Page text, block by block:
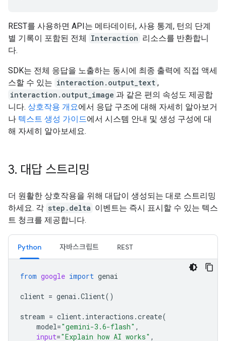
REST를 사용하면 API는 메타데이터, 사용 통계, 턴의 단계
별 기록이 포함된 전체 Interaction 리소스를 반환합니
다.
SDK는 전체 응답을 노출하는 동시에 최종 출력에 직접 액세
스할 수 있는 interaction.output_text ,
interaction.output_image 과 같은 편의 속성도 제공합
니다. 상호작용 개요에서 응답 구조에 대해 자세히 알아보거
나 텍스트 생성 가이드에서 시스템 안내 및 생성 구성에 대
해 자세히 알아보세요.
3. 대답 스트리밍
더 원활한 상호작용을 위해 대답이 생성되는 대로 스트리밍
하세요. 각 step.delta 이벤트는 즉시 표시할 수 있는 텍스
트 청크를 제공합니다.
Python 자바스크립트 REST
from google import genai
client = genai .Client()
stream = client. interactions .create(
model="gemini-3.6-flash" ,
input="Explain how AI works" ,